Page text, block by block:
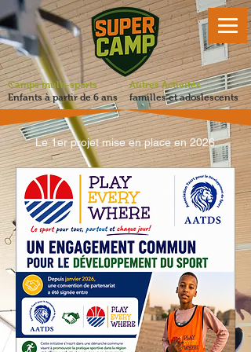
Autres Activités
familles et adoslescents
Camps multi-sports
Enfants à partir de 6 ans
Le 1er projet mise en place en 2026